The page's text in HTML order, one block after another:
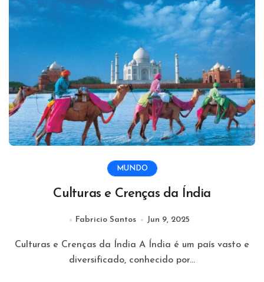
MUNDO
Culturas e Crenças da Índia
Fabricio Santos Jun 9, 2025
Culturas e Crenças da Índia A Índia é um país vasto e
diversificado, conhecido por...